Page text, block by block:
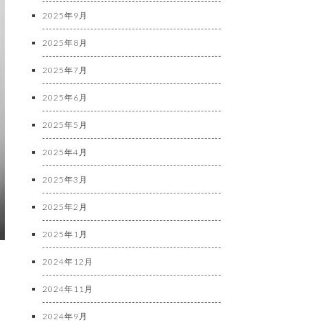
2025年9月
2025年8月
2025年7月
2025年6月
2025年5月
2025年4月
2025年3月
2025年2月
2025年1月
2024年12月
2024年11月
2024年9月